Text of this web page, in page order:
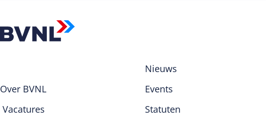
Over BVNL
Vacatures
Nieuws
Events
Statuten